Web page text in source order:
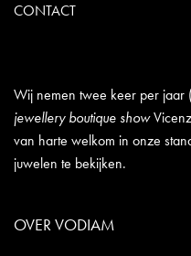
CONTACT
Wij nemen twee keer per jaar
jewellery boutique show
van harte welkom in onze
juwelen te bekijken.
OVER VODIAM